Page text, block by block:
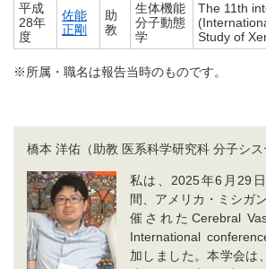
平成
28年
度
佐能
正剛
助
教
生体機能
分子動態
学
The 11th
Study of
※所属・職名は報告当時のものです。
橋本 洋佑（助教 医系科学研究科 分子シス
私は、2025年6月29
間、アメリカ・ミシガ
催されたCerebral
International
加しました。本学会は